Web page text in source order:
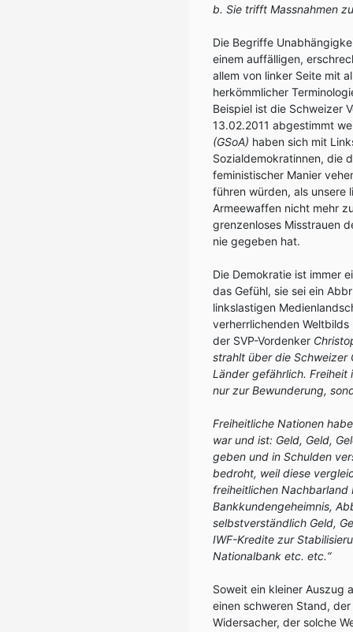
b. Sie trifft Massnahmen
Die Begriffe
einem auffälligen,
allem von linker Seite mit
herkömmlicher
Beispiel ist die Schweizer
13.02.2011 abgestimmt
(GSoA) haben sich mit
Sozialdemokratinnen, die
feministischer Manier
führen würden, als unsere
Armeewaffen nicht mehr
grenzenloses Misstrauen
nie gegeben hat.
Die Demokratie ist immer
das Gefühl, sie sei ein
linkslastigen
verherrlichenden
der SVP-Vordenker
strahlt über die Schweizer
Länder gefährlich.
nur zur Bewunderung,
Freiheitliche Nationen
war und ist: Geld, Geld,
geben und in Schulden
bedroht, weil diese
freiheitlichen Nachbarland
Bankkundengeheimnis,
selbstverständlich Geld,
IWF-Kredite zur
Nationalbank etc. etc.“
Soweit ein kleiner Auszug
einen schweren Stand,
Widersacher, der solche